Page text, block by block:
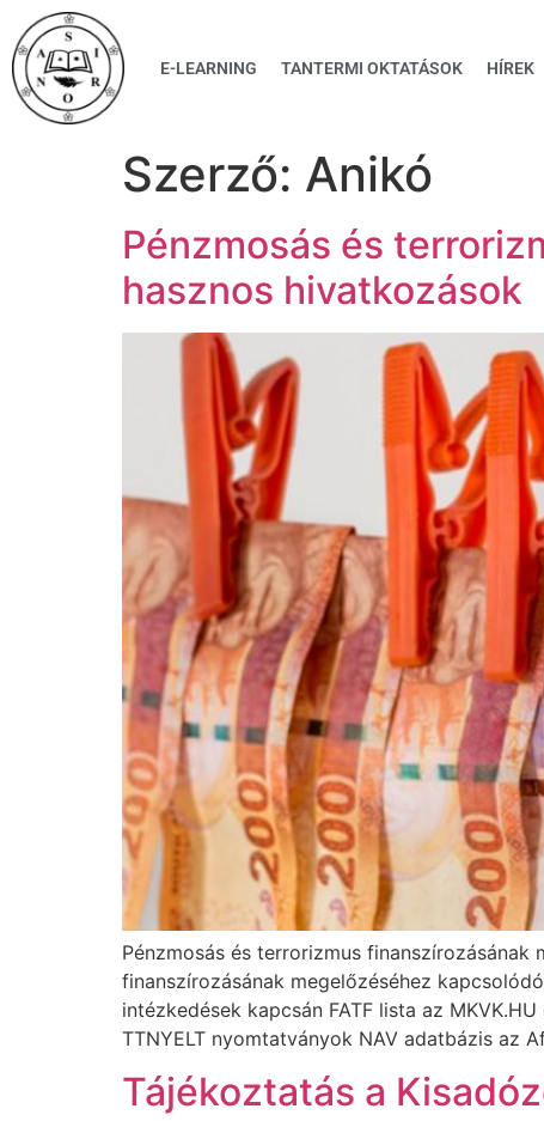
E-LEARNING TANTERMI OKTATÁSOK HÍREK
Szerző: Anikó
Pénzmosás és
hasznos hivatkozások
Pénzmosás és terrorizmus
finanszírozásának megelőzéséhez
intézkedések kapcsán FATF lista az
TTNYELT nyomtatványok NAV adatbázis az
Tájékoztatás a